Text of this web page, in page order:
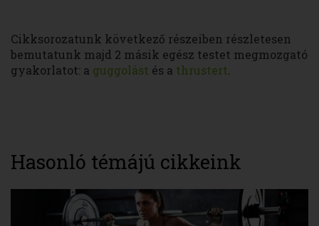
Cikksorozatunk következő részeiben részletesen
bemutatunk majd 2 másik egész testet megmozgató
gyakorlatot: a guggolást és a thrustert
Hasonló témájú cikkeink